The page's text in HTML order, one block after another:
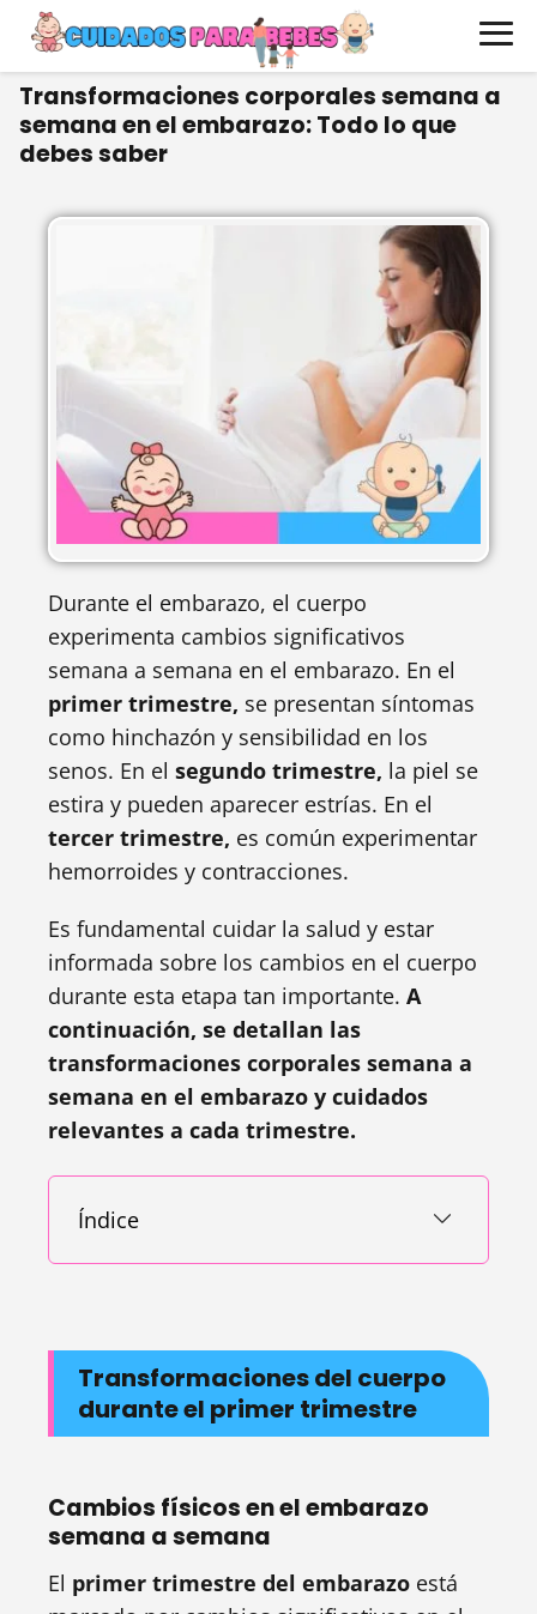
Transformaciones corporales semana a
semana en el embarazo: Todo lo que
debes saber
Durante el embarazo, el cuerpo
experimenta cambios significativos
semana a semana en el embarazo. En el
primer trimestre, se presentan síntomas
como hinchazón y sensibilidad en los
senos. En el segundo trimestre, la piel se
estira y pueden aparecer estrías. En el
tercer trimestre, es común experimentar
hemorroides y contracciones.
Es fundamental cuidar la salud y estar
informada sobre los cambios en el cuerpo
durante esta etapa tan importante. A
continuación, se detallan las
transformaciones corporales semana a
semana en el embarazo y cuidados
relevantes a cada trimestre.
Índice
Transformaciones del cuerpo
durante el primer trimestre
Cambios físicos en el embarazo
semana a semana
El primer trimestre del embarazo está